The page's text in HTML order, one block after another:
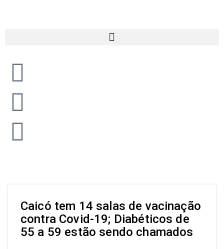
Caicó tem 14 salas de vacinação
contra Covid-19; Diabéticos de
55 a 59 estão sendo chamados